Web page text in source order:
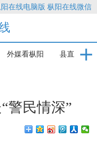
在线电脑版 枞阳在线微信
外媒看枞阳 县直
警民情深”